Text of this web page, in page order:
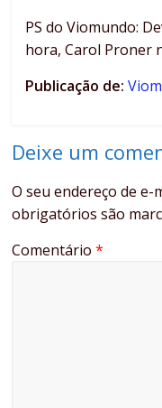
PS do Viomundo:
hora, Carol Proner
Publicação de:
Deixe um
O seu endereço de
obrigatórios são
Comentário*